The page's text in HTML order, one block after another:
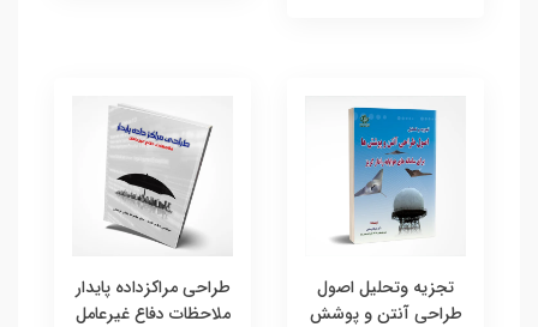
تجزیه وتحلیل اصول
طراحی آنتن و پوشش
طراحی مراکزداده پایدار
ملاحظات دفاع غیرعامل